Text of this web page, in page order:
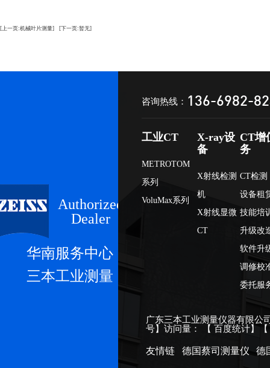
[上一页:机械叶片测量] [下一页:暂无]
Authorized
Dealer
华南服务中心
三本工业测量
咨询热线： 136-6982-
工业CT
METROTOM
系列
VoluMax系列
X-ray设
备
X射线检测
机
X射线显微
CT
CT增
务
CT检测
设备租
技能培
升级改
软件升
调修校
委托服
广东三本工业测量仪器有限
号】访问量： 【百度统计】
友情链 德国蔡司测量仪 德